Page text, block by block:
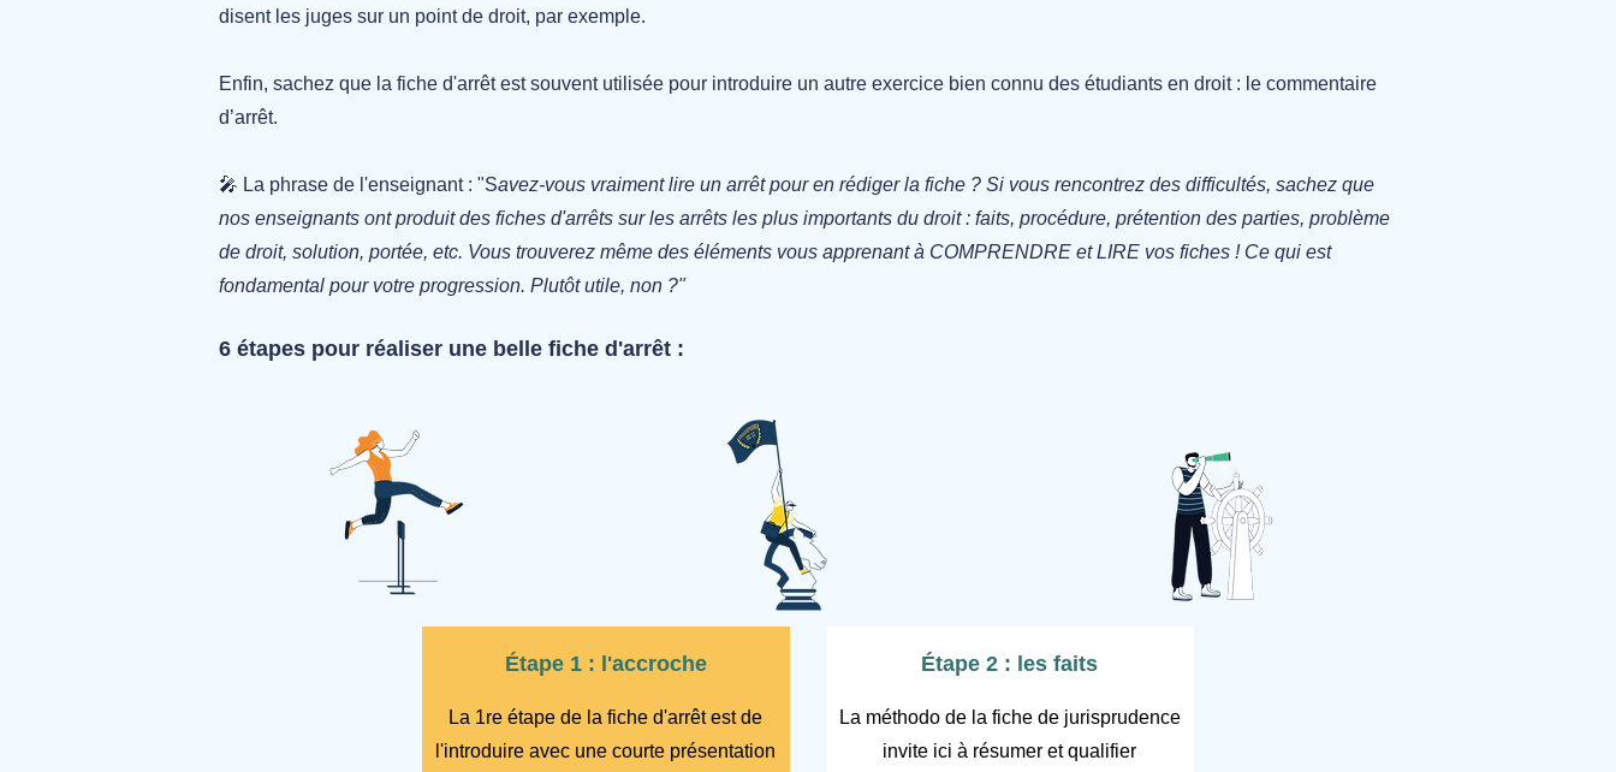
disent les juges sur un point de droit, par exemple.
Enfin, sachez que la fiche d'arrêt est souvent utilisée pour introduire un autre exercice bien connu des étudiants en droit : le commentaire
d’arrêt.
🎤 La phrase de l'enseignant : "Savez-vous vraiment lire un arrêt pour en rédiger la fiche ? Si vous rencontrez des difficultés, sachez que
nos enseignants ont produit des fiches d'arrêts sur les arrêts les plus importants du droit : faits, procédure, prétention des parties, problème
de droit, solution, portée, etc. Vous trouverez même des éléments vous apprenant à COMPRENDRE et LIRE vos fiches ! Ce qui est
fondamental pour votre progression. Plutôt utile, non ?"
6 étapes pour réaliser une belle fiche d'arrêt :
Étape 1 : l'accroche
La 1re étape de la fiche d'arrêt est de
l'introduire avec une courte présentation
Étape 2 : les faits
La méthodo de la fiche de jurisprudence
invite ici à résumer et qualifier